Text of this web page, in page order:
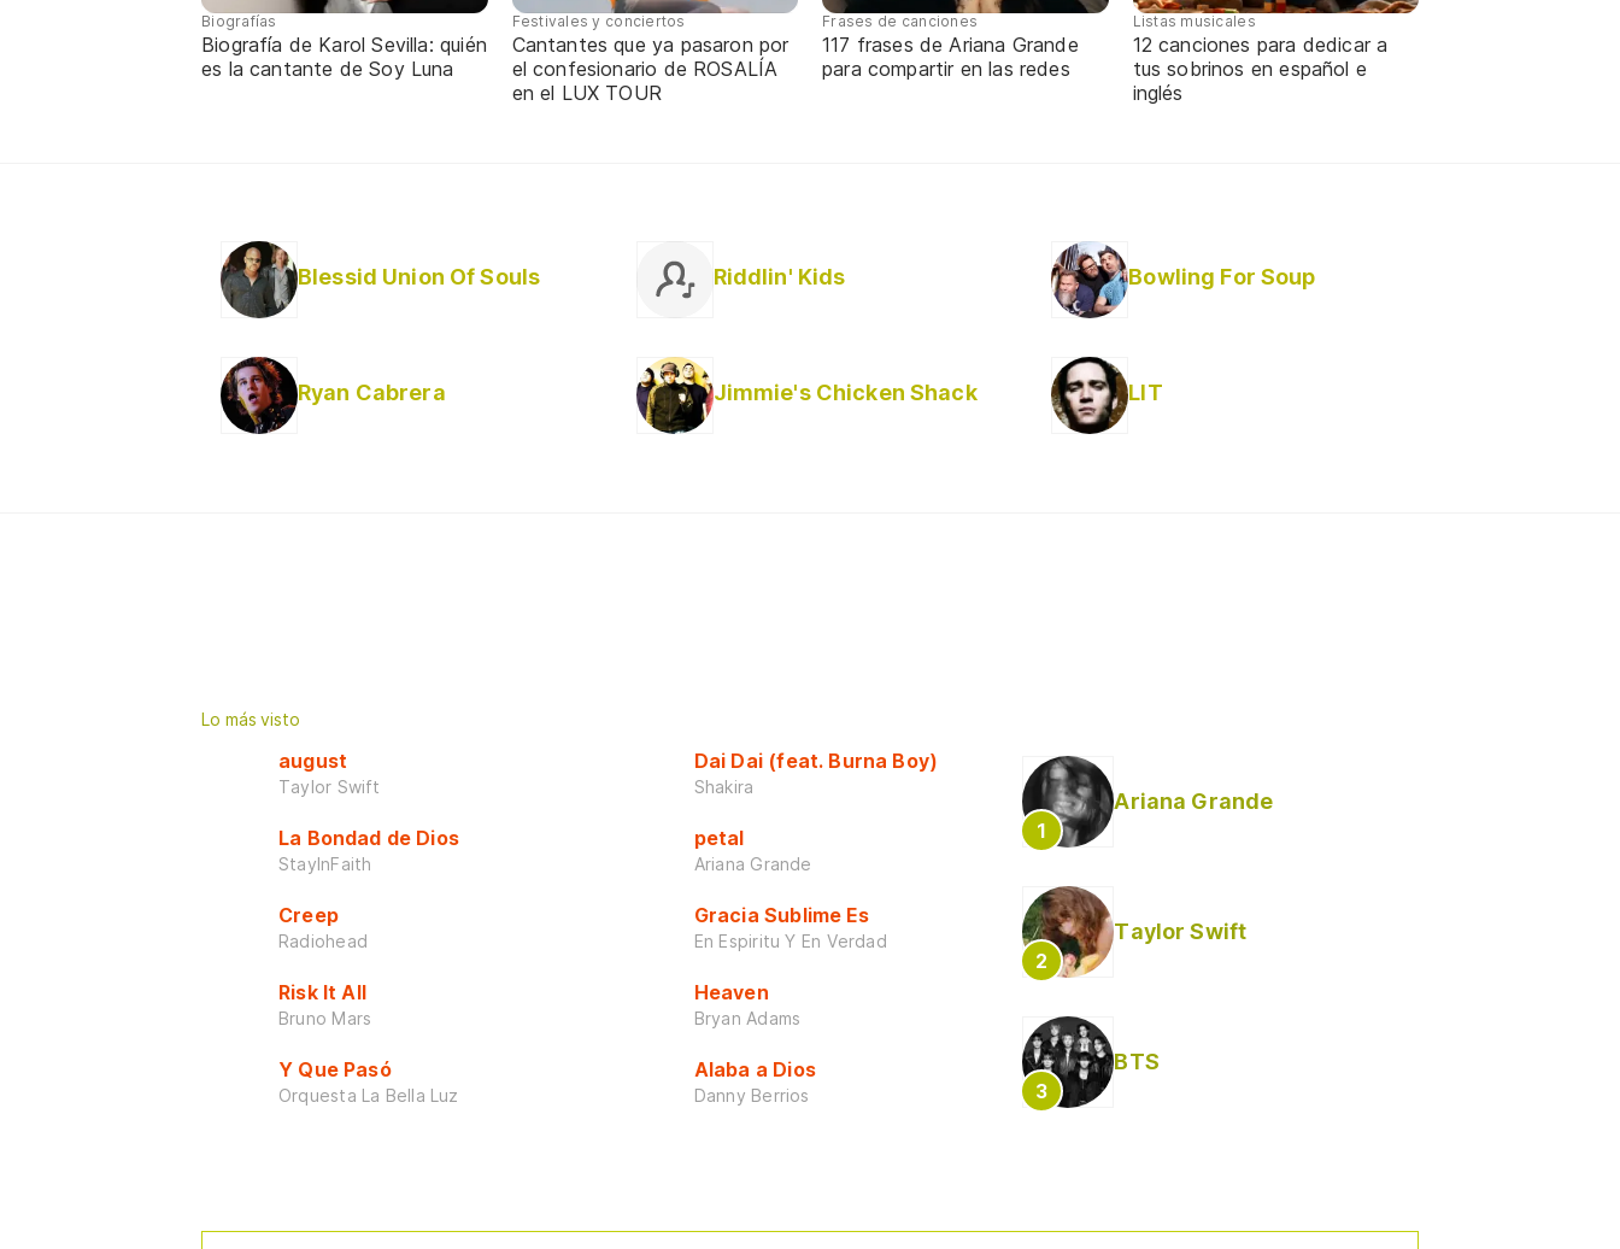
Biografías
Biografía de Karol Sevilla: quién
es la cantante de Soy Luna
Festivales y conciertos
Cantantes que ya pasaron por
el confesionario de ROSALÍA
en el LUX TOUR
Frases de canciones
117 frases de Ariana Grande
para compartir en las redes
Listas musicales
12 canciones para dedicar a
tus sobrinos en español e
inglés
Blessid Union Of Souls Riddlin' Kids Bowling For Soup
Ryan Cabrera Jimmie's Chicken Shack LIT
Lo más visto
august
Taylor Swift
La Bondad de Dios
StayInFaith
Creep
Radiohead
Risk It All
Bruno Mars
Y Que Pasó
Orquesta La Bella Luz
Dai Dai (feat. Burna Boy)
Shakira
petal
Ariana Grande
Gracia Sublime Es
En Espiritu Y En Verdad
Heaven
Bryan Adams
Alaba a Dios
Danny Berrios
Ariana Grande
Taylor Swift
BTS